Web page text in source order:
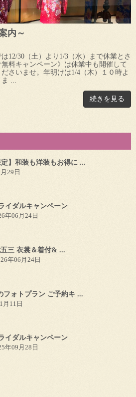
内～
12/30（土）より1/3（水）まで休業とさ
料キャンペーン》は休業中も開催して
さいませ。年明けは1/4（木）１０時よ
...
続きを見る
定】和装も洋装もお得に ...
29日
イダルキャンペーン
年06月24日
三 衣裳＆着付& ...
年06月24日
フォトプラン ご予約キ ...
月11日
イダルキャンペーン
年09月28日